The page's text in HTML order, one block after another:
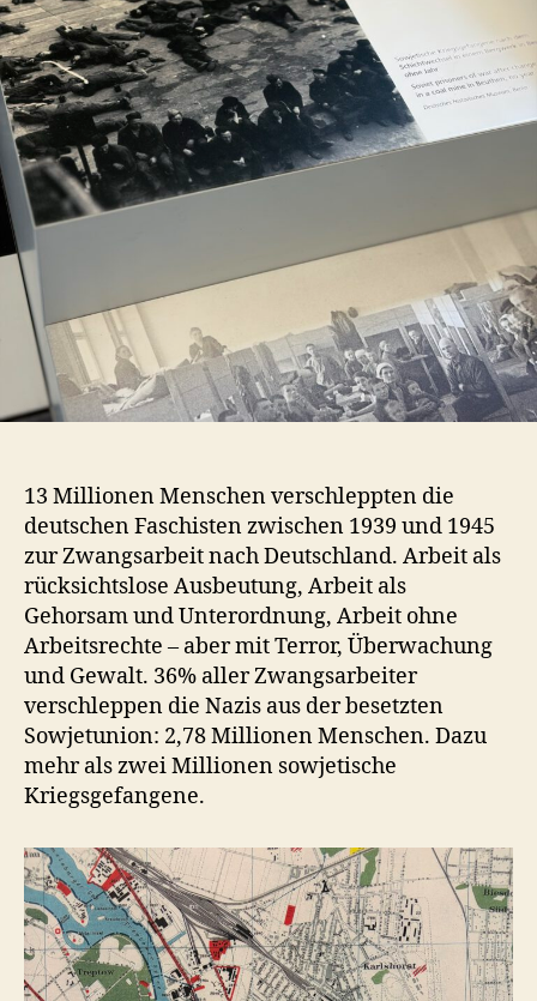
13 Millionen Menschen verschleppten die
deutschen Faschisten zwischen 1939 und 1945
zur Zwangsarbeit nach Deutschland. Arbeit als
rücksichtslose Ausbeutung, Arbeit als
Gehorsam und Unterordnung, Arbeit ohne
Arbeitsrechte – aber mit Terror, Überwachung
und Gewalt. 36% aller Zwangsarbeiter
verschleppen die Nazis aus der besetzten
Sowjetunion: 2,78 Millionen Menschen. Dazu
mehr als zwei Millionen sowjetische
Kriegsgefangene.